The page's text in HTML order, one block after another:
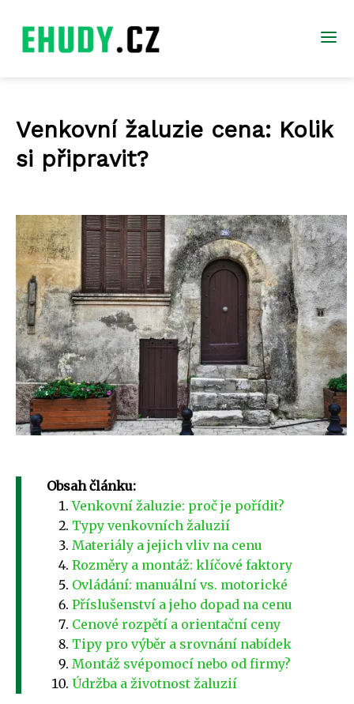
Venkovní žaluzie cena: Kolik
si připravit?
Obsah článku:
Venkovní žaluzie: proč je pořídit?
Typy venkovních žaluzií
Materiály a jejich vliv na cenu
Rozměry a montáž: klíčové faktory
Ovládání: manuální vs. motorické
Příslušenství a jeho dopad na cenu
Cenové rozpětí a orientační ceny
Tipy pro výběr a srovnání nabídek
Montáž svépomocí nebo od firmy?
Údržba a životnost žaluzií